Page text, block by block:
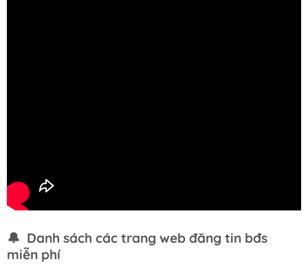
🔔 Danh sách các trang web đăng tin bđs
miễn phí